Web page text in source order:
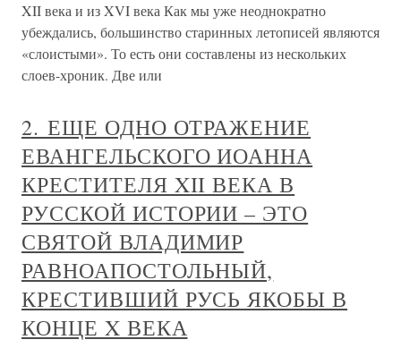
XII века и из XVI века Как мы уже неоднократно
убеждались, большинство старинных летописей являются
«слоистыми». То есть они составлены из нескольких
слоев-хроник. Две или
2. ЕЩЕ ОДНО ОТРАЖЕНИЕ
ЕВАНГЕЛЬСКОГО ИОАННА
КРЕСТИТЕЛЯ XII ВЕКА В
РУССКОЙ ИСТОРИИ – ЭТО
СВЯТОЙ ВЛАДИМИР
РАВНОАПОСТОЛЬНЫЙ,
КРЕСТИВШИЙ РУСЬ ЯКОБЫ В
КОНЦЕ X ВЕКА